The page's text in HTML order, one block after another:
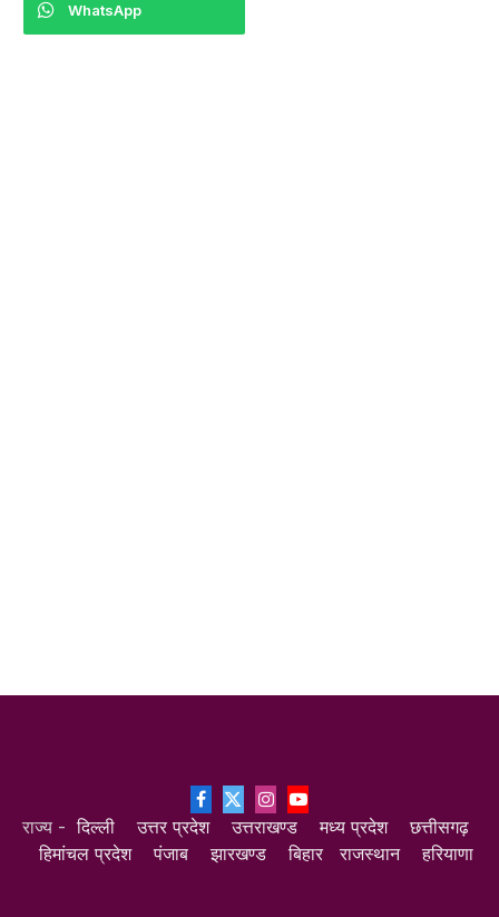
WhatsApp
Facebook
X
(Twitter)
InstagramYouTube
राज्य -दिल्ली उत्तर प्रदेश उत्तराखण्ड मध्य प्रदेश
छत्तीसगढ़
हिमांचल प्रदेश
पंजाब झारखण्ड बिहार राजस्थान हरियाणा